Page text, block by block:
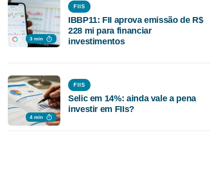
3 min
FIIS
IBBP11: FII aprova emissão de R$
228 mi para financiar
investimentos
4 min
FIIS
Selic em 14%: ainda vale a pena
investir em FIIs?